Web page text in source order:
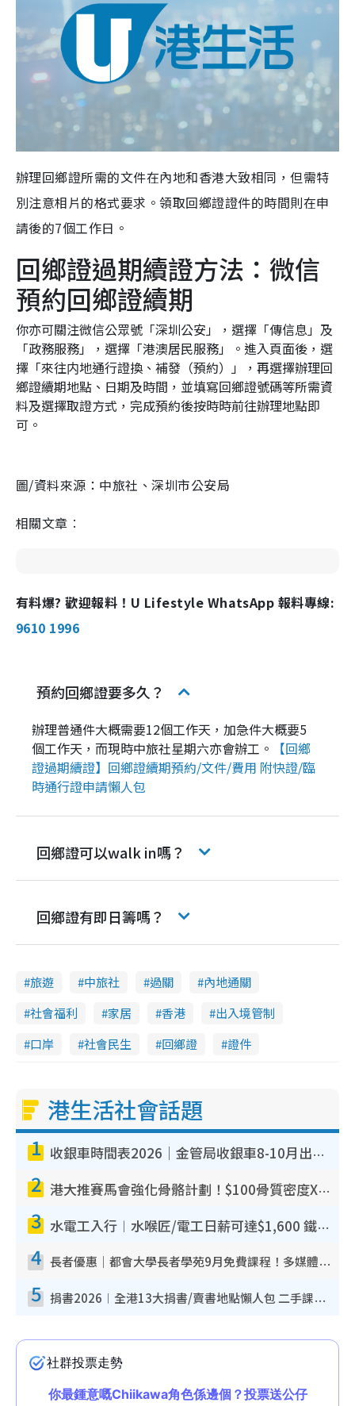
辦理回鄉證所需的文件在內地和香港大致相同，但需特
別注意相片的格式要求。領取回鄉證證件的時間則在申
請後的7個工作日。
回鄉證過期續證方法：微信
預約回鄉證續期
你亦可關注微信公眾號「深圳公安」，選擇「傳信息」及
「政務服務」，選擇「港澳居民服務」。進入頁面後，選
擇「來往内地通行證換、補發（預約）」，再選擇辦理回
鄉證續期地點、日期及時間，並填寫回鄉證號碼等所需資
料及選擇取證方式，完成預約後按時時前往辦理地點即
可。
圖/資料來源：中旅社、深圳市公安局
相關文章︰
有料爆? 歡迎報料！U Lifestyle WhatsApp 報料專線:
9610 1996
預約回鄉證要多久？
辦理普通件大概需要12個工作天，加急件大概要5
個工作天，而現時中旅社星期六亦會辦工。
【回鄉
證過期續證】回鄉證續期預約/文件/費用 附快證/臨
時通行證申請懶人包
回鄉證可以walk in嗎？
回鄉證有即日籌嗎？
旅遊 中旅社 過關
內地通關
社會福利
家居 香港
出入境管制
口岸
社會民生 回鄉證 證件
港生活社會話題
1 收銀車時間表2026｜金管局收銀車8-10月出沒地點+時間！無須手續費！硬幣免費轉現鈔或增值至八達通
2 港大推賽馬會強化骨骼計劃！$100骨質密度X光檢查 完成免費運動訓練送超市禮券！附參加資格
3 水電工入行︱水喉匠/電工日薪可達$1,600 鐵飯碗職業難被AI取代！附薪酬參考＋入行考牌途徑
4 長者優惠｜都會大學長者學苑9月免費課程！多媒體/微電影創作/網絡安全 附報名方法教學
5 捐書2026︱全港13大捐書/賣書地點懶人包 二手課本最高$150＋舊書換免費咖啡/戲票